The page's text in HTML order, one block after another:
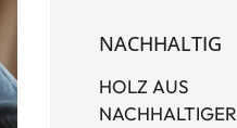
NACHHALTIG
HOLZ AUS
NACHHALTIGER